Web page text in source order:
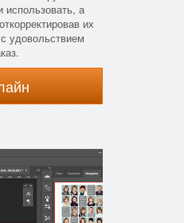
использовать, а
их
удовольствием